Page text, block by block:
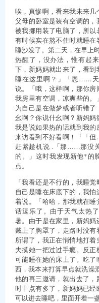
唉，真惨啊，看来我未来
父母的卧室是装有空调的
被我挪用装了电脑了，所以
有时候实在熬不住时就睡
睡沙发了。第二天，在早上
热醒了，没办法，惟有起
下，新妈妈就出来了，看
睡在这里啊？」「恩……
说。「哦，这样啊，那你房
我房里有空调，凉爽些的
为自己是在做梦或者听错
幺啊？你说什幺啊？新妈妈
我是说如果热的话就到我
来访看到不好看啊！「「
赶紧趁机说 .「那……那没
的。」这时我发现新他*的
点。
「我看还是不行的，我睡
自己是睡在床底下的，我
着说。「哈哈，那我就在
话逗乐了。由于天气太热
暑。由于是在家里，新妈
戴上了胸罩了，走路时没
所谓了，我正在悄悄地打
夫摸她一把过过手瘾。反
可能睡在她的床上了。吃
西，我本来打算早点就洗澡
他的再三邀请，就出去了
时十点有多了，新妈妈已
可以进去睡吧，里面开着一